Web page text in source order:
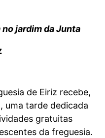
jardim da Junta
de Eiriz recebe,
uma tarde dedicada
gratuitas
da freguesia.